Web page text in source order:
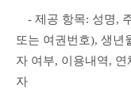
- 제공 항목: 성명,
또는 여권번호), 생년
자 여부, 이용내역,
자